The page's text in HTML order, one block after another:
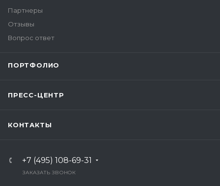
Партнеры
Отзывы
Вопрос ответ
ПОРТФОЛИО
ПРЕСС-ЦЕНТР
КОНТАКТЫ
+7 (495) 108-69-31
ЗАКАЗАТЬ ЗВОНОК